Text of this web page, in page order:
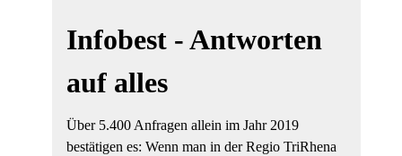
Infobest - Antworten
auf alles
Über 5.400 Anfragen allein im Jahr 2019
bestätigen es: Wenn man in der Regio TriRhena